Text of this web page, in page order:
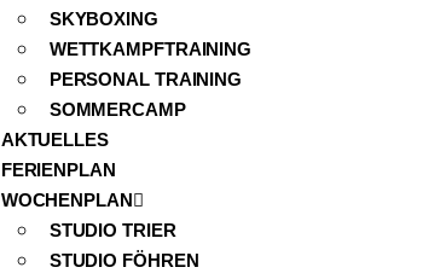
SKYBOXING
WETTKAMPFTRAINING
PERSONAL TRAINING
SOMMERCAMP
AKTUELLES
FERIENPLAN
WOCHENPLAN
STUDIO TRIER
STUDIO FÖHREN